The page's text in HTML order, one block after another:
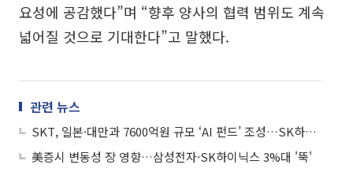
요성에 공감했다”며 “향후 양사의 협력 범위도 계속
넓어질 것으로 기대한다”고 말했다.
관련 뉴스
SKT, 일본·대만과 7600억원 규모 ‘AI 펀드’ 조성…SK하이닉스도 참여 추진
美증시 변동성 장 영향…삼성전자·SK하이닉스 3%대 '뚝'